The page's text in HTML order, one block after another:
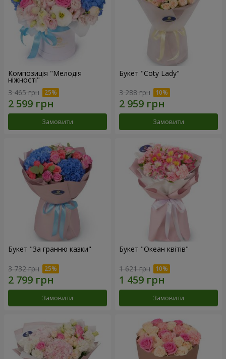
Композиція "Мелодія
ніжності"
3 465 грн
Замовити
Букет "Coty Lady"
3 288 грн
Замовити
Букет "За гранню казки"
3 732 грн
Замовити
Букет "Океан квітів"
1 621 грн
Замовити